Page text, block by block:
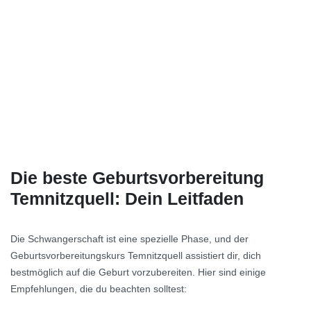
Die beste Geburtsvorbereitung
Temnitzquell: Dein Leitfaden
Die Schwangerschaft ist eine spezielle Phase, und der
Geburtsvorbereitungskurs Temnitzquell assistiert dir, dich
bestmöglich auf die Geburt vorzubereiten. Hier sind einige
Empfehlungen, die du beachten solltest: